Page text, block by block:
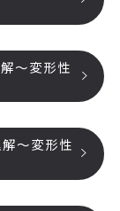
～変形性
～変形性